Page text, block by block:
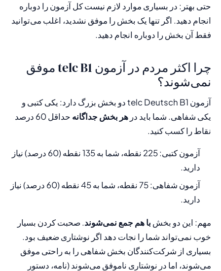
حتی بهتر: در بسیاری موارد لازم نیست کل آزمون را دوباره
انجام دهید. اگر تنها یک بخش را موفق نشدید، اغلب می‌توانید
فقط آن بخش را دوباره انجام دهید.
چرا اکثر مردم در آزمون telc B1 موفق
نمی‌شوند؟
آزمون telc Deutsch B1 دو بخش بزرگ دارد: یکی کتبی و
یکی شفاهی. شما باید در هر بخش جداگانه
حداقل 60 درصد
نقاط را کسب کنید.
آزمون کتبی: 225 نقطه، شما به 135 نقطه (60 درصد) نیاز
دارید.
آزمون شفاهی: 75 نقطه، شما به 45 نقطه (60 درصد) نیاز
دارید.
مهم: این دو بخش با هم جمع نمی‌شوند. صحبت کردن بسیار
خوب نمی‌تواند شما را نجات دهد اگر نوشتاری ضعیف بود.
بسیاری از شرکت‌کنندگان بخش شفاهی را به راحتی موفق
می‌شوند، اما در نوشتاری ناموفق می‌شوند (نامه، دستور